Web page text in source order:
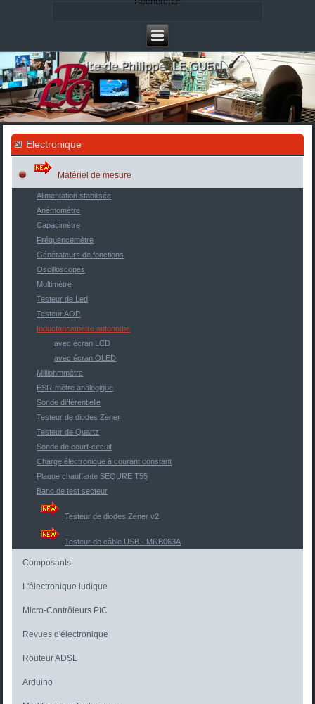
Electronique
Matériel de mesure
Alimentation stabilisée
Anémomètre
Capacimètre
Fréquencemètre
Générateurs de fonctions
Oscilloscopes
Multimètre
Testeur de Led
Testeur AOP
Inductancemètre autonome
avec écran LCD
avec écran OLED
Milliohmmètre
ESR-mètre analogique
Sonde différentielle
Testeur de diodes Zener
Testeur de Quartz
Sonde de court-circuit
Charge électronique à courant constant
Plaque chauffante SEQURE T55
Banc de test secteur
Testeur de diodes Zener v2
Testeur de câble USB - MRB063A
Composants
L'électronique ludique
Micro-Contrôleurs PIC
Revues d'électronique
Routeur ADSL
Arduino